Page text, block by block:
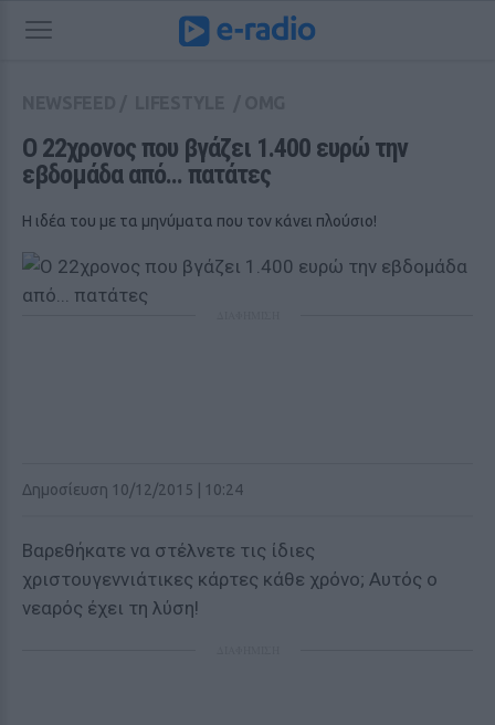
Ο 22χρονος που βγάζει 1.400 ευρώ την
εβδομάδα από... πατάτες
Η ιδέα του με τα μηνύματα που τον κάνει πλούσιο!
Δημοσίευση 10/12/2015 | 10:24
Βαρεθήκατε να στέλνετε τις ίδιες
χριστουγεννιάτικες κάρτες κάθε χρόνο; Αυτός ο
νεαρός έχει τη λύση!